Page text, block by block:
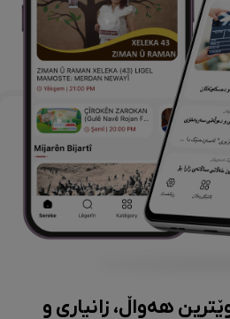
هەواڵ، زانیاری و